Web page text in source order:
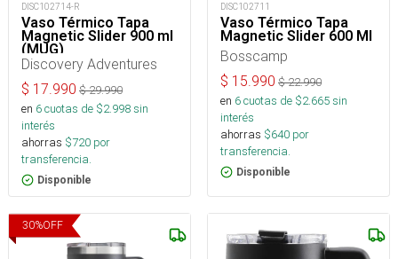
DISC102714-R
Vaso Térmico Tapa
Magnetic Slider 900 ml
(MUG)
Discovery Adventures
$ 17.990 $29.990
en 6cuotas de $2.998sin
interés
ahorras $720 por
transferencia.
Disponible
DISC102711
Vaso Térmico Tapa
Magnetic Slider 600 Ml
Bosscamp
$ 15.990 $22.990
en 6cuotas de $2.665sin
interés
ahorras $640 por
transferencia.
Disponible
30%OFF